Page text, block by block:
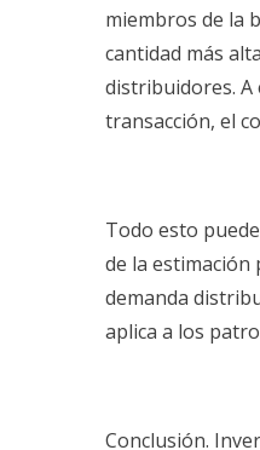
miembros de la
cantidad más
distribuidores. A
transacción, el
Todo esto
de la estimación
demanda
aplica a los
Conclusión.